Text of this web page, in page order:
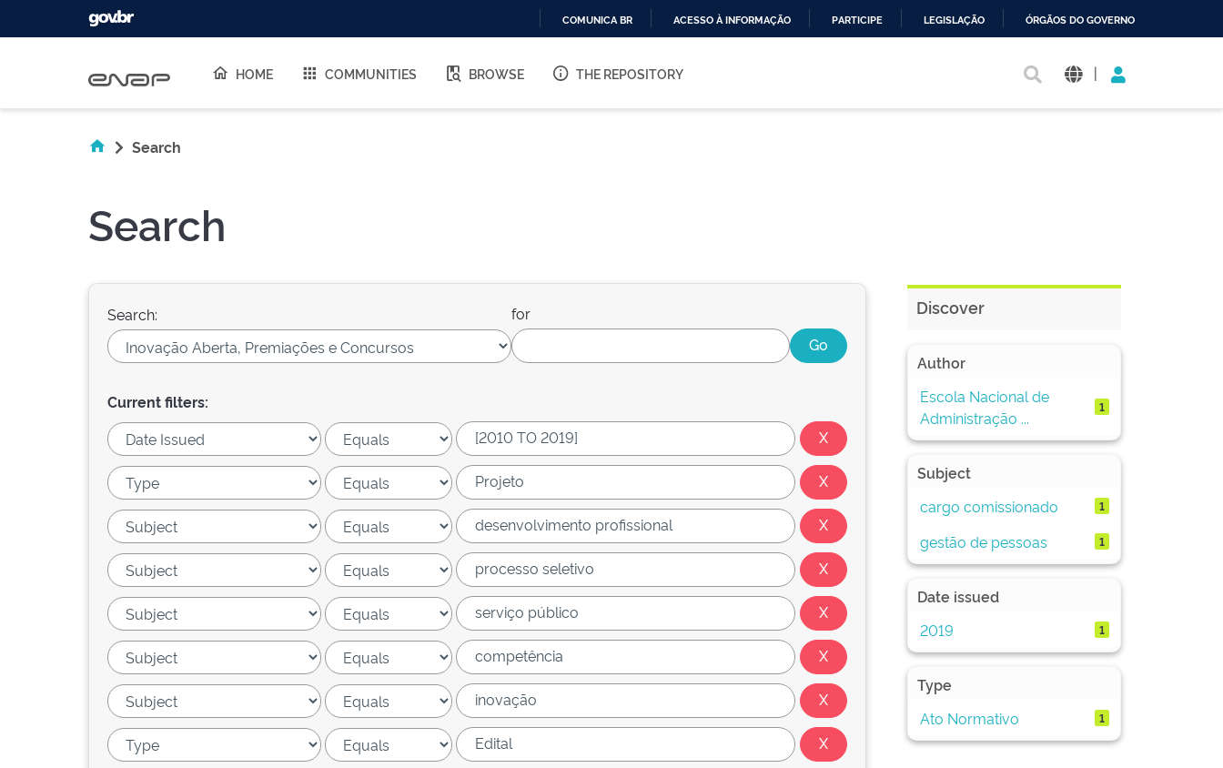
O
COMUNICA BR ACESSO À INFORMAÇÃO PARTICIPE LEGISLAÇÃO ÓRGÃOS DO GOVERNO
HOME COMMUNITIES BROWSE THE REPOSITORY |
Search
Search
Search: for
Current filters:
Discover
Author
Escola Nacional de
Administração ...
1
Subject
cargo comissionado
1
gestão de pessoas 1
Date issued
2019
1
Type
Ato Normativo
1